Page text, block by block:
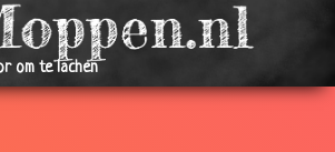
om te lachen